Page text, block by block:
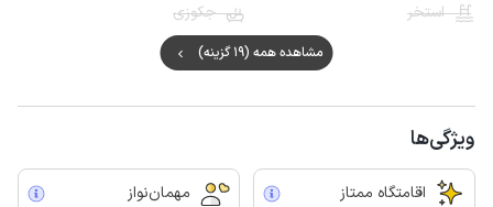
استخر
جکوزی
مشاهده همه (19 گزینه)
ویژگی‌ها
اقامتگاه ممتاز مهمان‌نواز